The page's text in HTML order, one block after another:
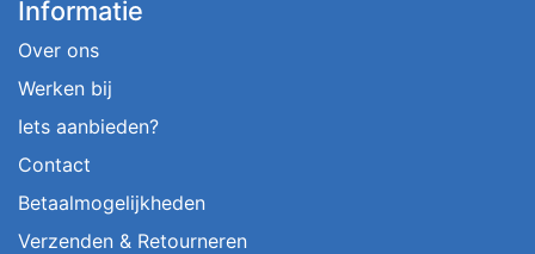
Informatie
Over ons
Werken bij
Iets aanbieden?
Contact
Betaalmogelijkheden
Verzenden & Retourneren